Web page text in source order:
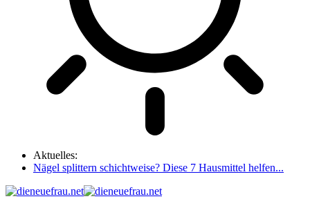
Aktuelles:
Nägel splittern schichtweise? Diese 7 Hausmittel helfen...